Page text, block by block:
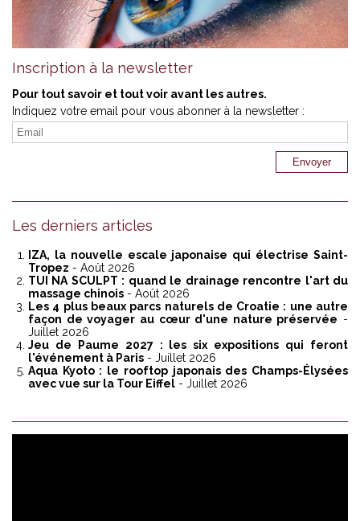
Inscription à la newsletter
Pour tout savoir et tout voir avant les autres.
Indiquez votre email pour vous abonner à la newsletter :
Les derniers articles
IZA, la nouvelle escale japonaise qui électrise Saint-
Tropez - Août 2026
TUI NA SCULPT : quand le drainage rencontre l'art du
massage chinois - Août 2026
Les 4 plus beaux parcs naturels de Croatie : une autre
façon de voyager au cœur d'une nature préservée -
Juillet 2026
Jeu de Paume 2027 : les six expositions qui feront
l'événement à Paris - Juillet 2026
Aqua Kyoto : le rooftop japonais des Champs-Élysées
avec vue sur la Tour Eiffel - Juillet 2026